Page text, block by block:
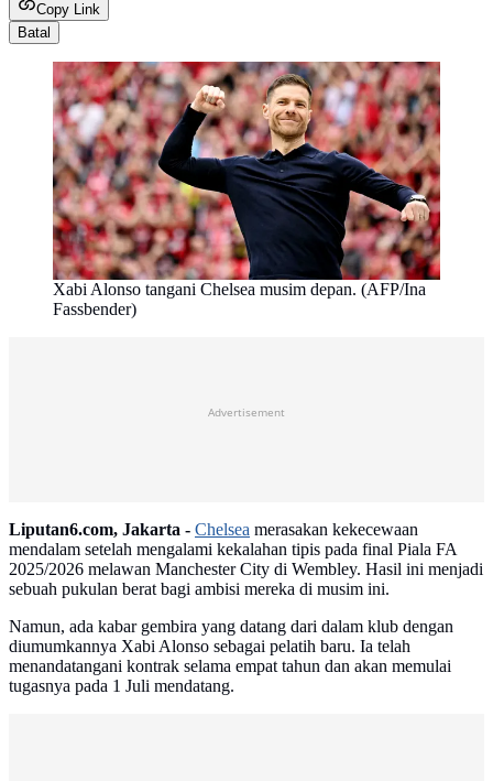
Copy Link
Batal
Xabi Alonso tangani Chelsea musim depan. (AFP/Ina
Fassbender)
Advertisement
Liputan6.com, Jakarta - Chelsea merasakan kekecewaan
mendalam setelah mengalami kekalahan tipis pada final Piala FA
2025/2026 melawan Manchester City di Wembley. Hasil ini menjadi
sebuah pukulan berat bagi ambisi mereka di musim ini.
Namun, ada kabar gembira yang datang dari dalam klub dengan
diumumkannya Xabi Alonso sebagai pelatih baru. Ia telah
menandatangani kontrak selama empat tahun dan akan memulai
tugasnya pada 1 Juli mendatang.